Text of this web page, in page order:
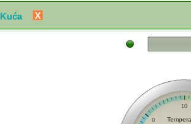
Kuća X